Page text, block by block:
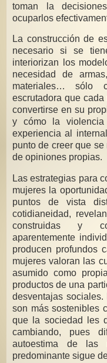
toman la
ocuparlos
La construcción de
necesario si se tiene en cuenta cómo
interiorizan los
necesidad de
materiales… sólo con una
escrutadora que
convertirse en su
y cómo la violencia de los hombres
experiencia al
punto de creer que
de opiniones propias.
Las estrategias para
mujeres la oportunidad de revisar sus vidas desde
puntos de vista
cotidianeidad,
construidas y
aparentemente
producen profundos cambios en la manera en que las
mujeres valoran las cualidades
asumido como
productos de una particular socialización que les acarrea
desventajas sociales. Estas
son más sostenibles
que la sociedad les
cambiando, pues difícilmente
autoestima de las